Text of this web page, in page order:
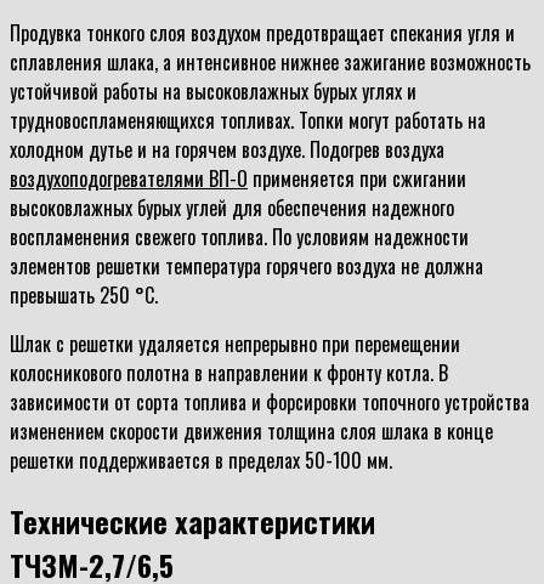
Продувка тонкого слоя воздухом предотвращает спекания угля и
сплавления шлака, а интенсивное нижнее зажигание возможность
устойчивой работы на высоковлажных бурых углях и
трудновоспламеняющихся топливах. Топки могут работать на
холодном дутье и на горячем воздухе. Подогрев воздуха
воздухоподогревателями ВП-О применяется при сжигании
высоковлажных бурых углей для обеспечения надежного
воспламенения свежего топлива. По условиям надежности
элементов решетки температура горячего воздуха не должна
превышать 250 °С.
Шлак с решетки удаляется непрерывно при перемещении
колосникового полотна в направлении к фронту котла. В
зависимости от сорта топлива и форсировки топочного устройства
изменением скорости движения толщина слоя шлака в конце
решетки поддерживается в пределах 50-100 мм.
Технические характеристики
ТЧЗМ-2,7/6,5